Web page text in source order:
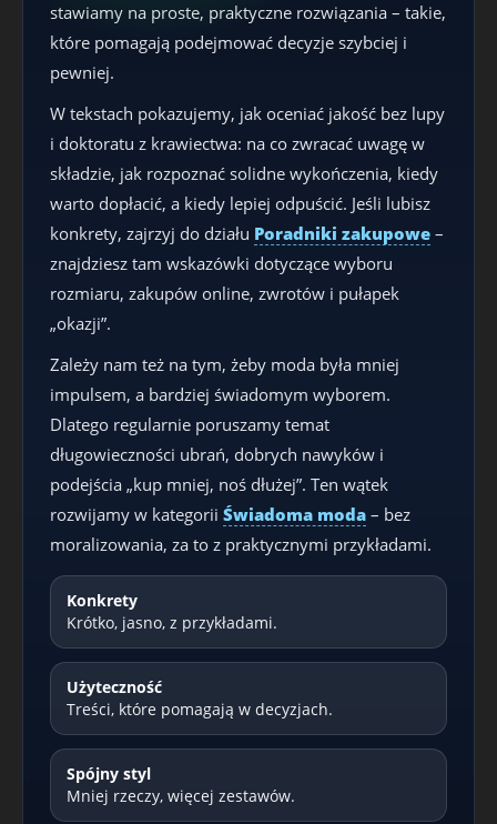
stawiamy na proste, praktyczne rozwiązania – takie,
które pomagają podejmować decyzje szybciej i
pewniej.
W tekstach pokazujemy, jak oceniać jakość bez lupy
i doktoratu z krawiectwa: na co zwracać uwagę w
składzie, jak rozpoznać solidne wykończenia, kiedy
warto dopłacić, a kiedy lepiej odpuścić. Jeśli lubisz
konkrety, zajrzyj do działu Poradniki zakupowe –
znajdziesz tam wskazówki dotyczące wyboru
rozmiaru, zakupów online, zwrotów i pułapek
„okazji”.
Zależy nam też na tym, żeby moda była mniej
impulsem, a bardziej świadomym wyborem.
Dlatego regularnie poruszamy temat
długowieczności ubrań, dobrych nawyków i
podejścia „kup mniej, noś dłużej”. Ten wątek
rozwijamy w kategorii Świadoma moda – bez
moralizowania, za to z praktycznymi przykładami.
Konkrety
Krótko, jasno, z przykładami.
Użyteczność
Treści, które pomagają w decyzjach.
Spójny styl
Mniej rzeczy, więcej zestawów.